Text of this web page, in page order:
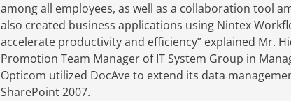
among all employees, as well as a collaboration tool
also created business applications using Nintex
accelerate productivity and efficiency” explained Mr.
Promotion Team Manager of IT System Group in
Opticom utilized DocAve to extend its data
SharePoint 2007.